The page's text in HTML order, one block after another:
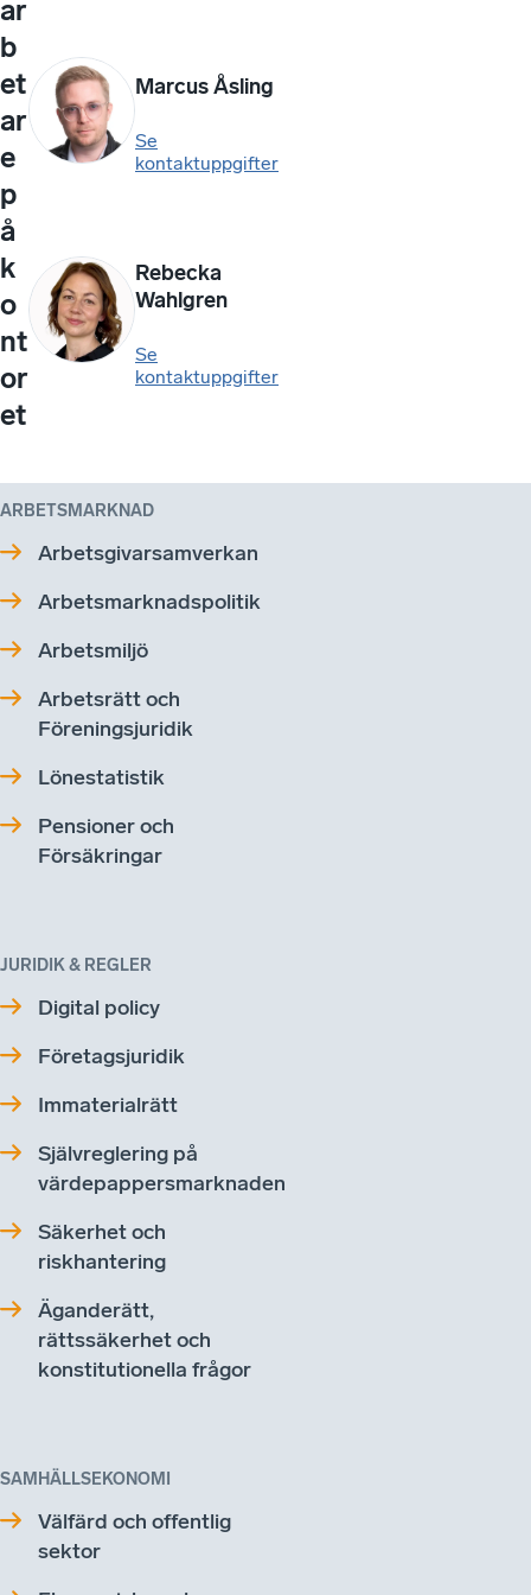
ar
b
et
ar
e
p
å
k
o
nt
or
et
Marcus Åsling
Se
kontaktuppgifter
Rebecka
Wahlgren
Se
kontaktuppgifter
ARBETSMARKNAD
Arbetsgivarsamverkan
Arbetsmarknadspolitik
Arbetsmiljö
Arbetsrätt och
Föreningsjuridik
Lönestatistik
Pensioner och
Försäkringar
JURIDIK & REGLER
Digital policy
Företagsjuridik
Immaterialrätt
Självreglering på
värdepappersmarknaden
Säkerhet och
riskhantering
Äganderätt,
rättssäkerhet och
konstitutionella frågor
SAMHÄLLSEKONOMI
Välfärd och offentlig
sektor